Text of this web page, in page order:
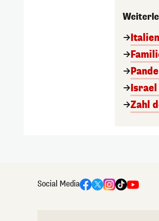
Zahl
Social Media